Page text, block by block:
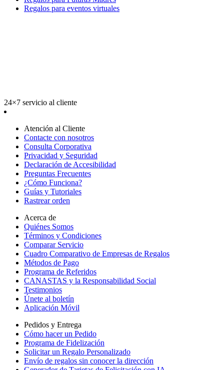
Regalos para eventos virtuales
24×7 servicio al cliente
Atención al Cliente
Contacte con nosotros
Consulta Corporativa
Privacidad y Seguridad
Declaración de Accesibilidad
Preguntas Frecuentes
¿Cómo Funciona?
Guías y Tutoriales
Rastrear orden
Acerca de
Quiénes Somos
Términos y Condiciones
Comparar Servicio
Cuadro Comparativo de Empresas de Regalos
Métodos de Pago
Programa de Referidos
CANASTAS y la Responsabilidad Social
Testimonios
Únete al boletín
Aplicación Móvil
Pedidos y Entrega
Cómo hacer un Pedido
Programa de Fidelización
Solicitar un Regalo Personalizado
Envío de regalos sin conocer la dirección